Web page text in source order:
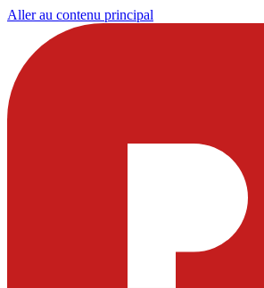
Aller au contenu principal